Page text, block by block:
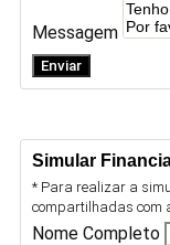
Messagem
Enviar
Simular
* Para realizar a
compartilhadas com
Nome Completo